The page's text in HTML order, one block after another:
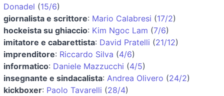
Donadel (15/6)
giornalista e scrittore: Mario Calabresi (17/2)
hockeista su ghiaccio: Kim Ngoc Lam (7/6)
imitatore e cabarettista: David Pratelli (21/12)
imprenditore: Riccardo Silva (4/6)
informatico: Daniele Mazzucchi (4/5)
insegnante e sindacalista: Andrea Olivero (24/2)
kickboxer: Paolo Tavarelli (28/4)